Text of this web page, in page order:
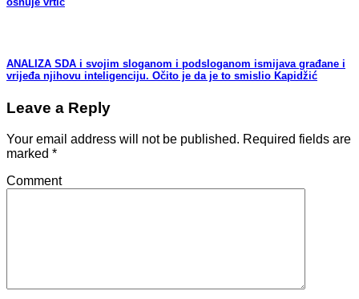
ANALIZA SDA i svojim sloganom i podsloganom ismijava građane i
vrijeđa njihovu inteligenciju. Očito je da je to smislio Kapidžić
Leave a Reply
Your email address will not be published. Required fields are
marked *
Comment